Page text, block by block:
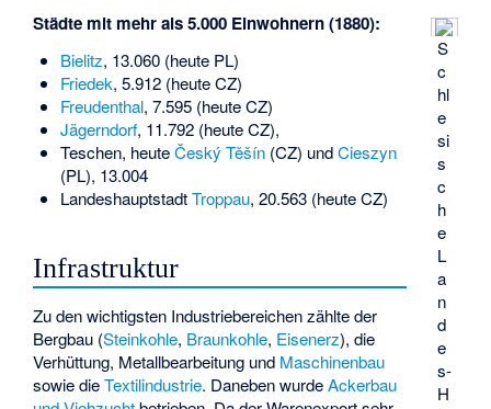
S
c
hl
e
si
s
c
h
e
L
a
n
d
e
s-
H
Städte mit mehr als 5.000 Einwohnern (1880):
Bielitz, 13.060 (heute PL)
Friedek, 5.912 (heute CZ)
Freudenthal, 7.595 (heute CZ)
Jägerndorf, 11.792 (heute CZ),
Teschen, heuteČeský Těšín(CZ) undCieszyn
(PL), 13.004
LandeshauptstadtTroppau, 20.563 (heute CZ)
Infrastruktur
Zu den wichtigsten Industriebereichen zählte der
Bergbau (Steinkohle, Braunkohle, Eisenerz), die
Verhüttung, Metallbearbeitung und Maschinenbau
sowie dieTextilindustrie. Daneben wurdeAckerbau